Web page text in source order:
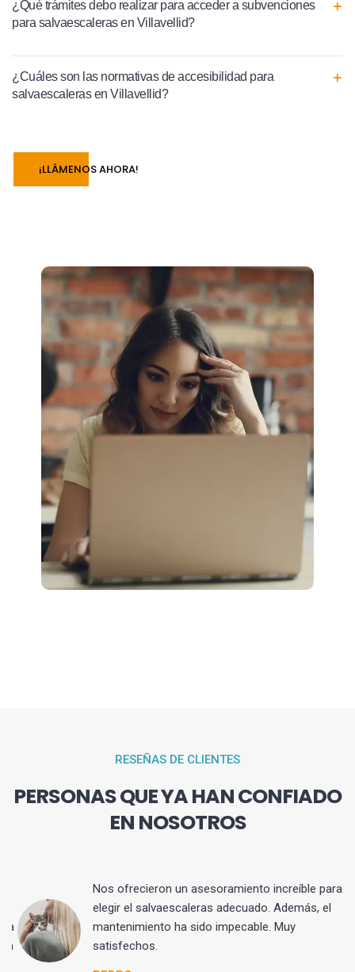
¿Qué trámites debo realizar para acceder a subvenciones
para salvaescaleras en Villavellid?
¿Cuáles son las normativas de accesibilidad para
salvaescaleras en Villavellid?
¡LLÁMENOS AHORA!
RESEÑAS DE CLIENTES
PERSONAS QUE YA HAN CONFIADO
EN NOSOTROS
Nos ofrecieron un asesoramiento increíble para
elegir el salvaescaleras adecuado. Además, el
mantenimiento ha sido impecable. Muy
satisfechos.